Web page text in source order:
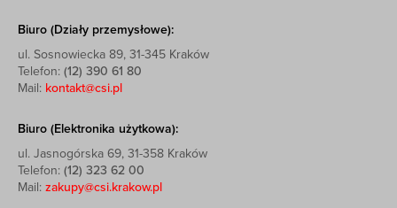
Biuro (Działy przemysłowe):
ul. Sosnowiecka 89, 31-345 Kraków
Telefon: (12) 390 61 80
Mail: kontakt@csi.pl
Biuro (Elektronika użytkowa):
ul. Jasnogórska 69, 31-358 Kraków
Telefon: (12) 323 62 00
Mail: zakupy@csi.krakow.pl